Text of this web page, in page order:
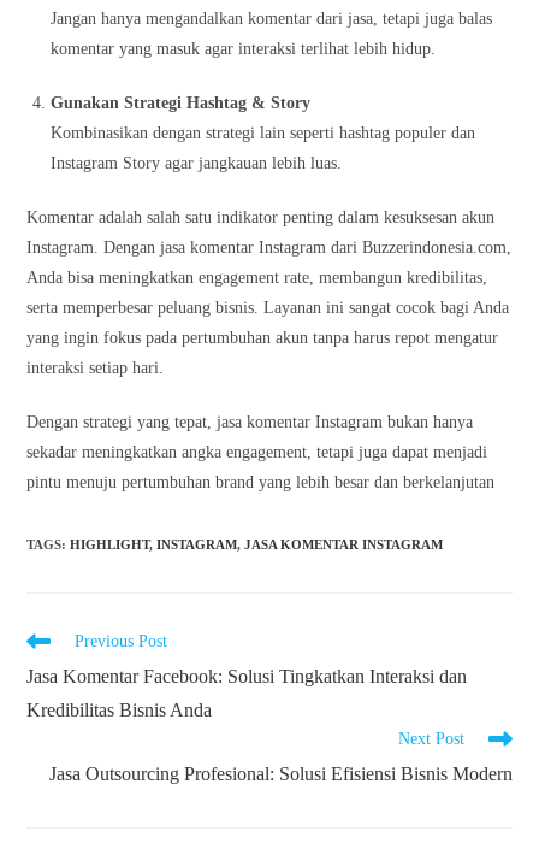
Jangan hanya mengandalkan komentar dari jasa, tetapi juga balas
komentar yang masuk agar interaksi terlihat lebih hidup.
Gunakan Strategi Hashtag & Story
Kombinasikan dengan strategi lain seperti hashtag populer dan
Instagram Story agar jangkauan lebih luas.
Komentar adalah salah satu indikator penting dalam kesuksesan akun
Instagram. Dengan jasa komentar Instagram dari Buzzerindonesia.com,
Anda bisa meningkatkan engagement rate, membangun kredibilitas,
serta memperbesar peluang bisnis. Layanan ini sangat cocok bagi Anda
yang ingin fokus pada pertumbuhan akun tanpa harus repot mengatur
interaksi setiap hari.
Dengan strategi yang tepat, jasa komentar Instagram bukan hanya
sekadar meningkatkan angka engagement, tetapi juga dapat menjadi
pintu menuju pertumbuhan brand yang lebih besar dan berkelanjutan
TAGS:HIGHLIGHT, INSTAGRAM, JASA KOMENTAR INSTAGRAM
Read
articles
Previous Post
Jasa Komentar Facebook: Solusi Tingkatkan Interaksi dan
Kredibilitas Bisnis Anda
Next Post
Jasa Outsourcing Profesional: Solusi Efisiensi Bisnis Modern